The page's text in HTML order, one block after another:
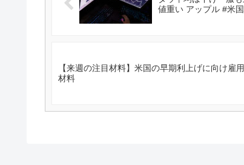
値重い アップル #米
【来週の注目材料】米国の早期利上げに向け雇
材料